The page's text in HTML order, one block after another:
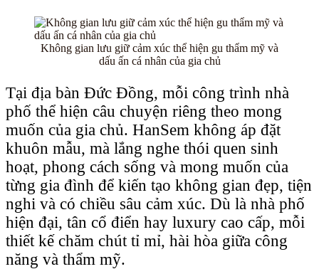
Không gian lưu giữ cảm xúc thể hiện gu thẩm mỹ và
dấu ấn cá nhân của gia chủ
Tại địa bàn Đức Đồng, mỗi công trình nhà
phố thể hiện câu chuyện riêng theo mong
muốn của gia chủ. HanSem không áp đặt
khuôn mẫu, mà lắng nghe thói quen sinh
hoạt, phong cách sống và mong muốn của
từng gia đình để kiến tạo không gian đẹp, tiện
nghi và có chiều sâu cảm xúc. Dù là nhà phố
hiện đại, tân cổ điển hay luxury cao cấp, mỗi
thiết kế chăm chút tỉ mỉ, hài hòa giữa công
năng và thẩm mỹ.